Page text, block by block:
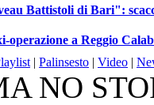
Battistoli di Bari":
operazione a Reggio
| Palinsesto | Video |
NO